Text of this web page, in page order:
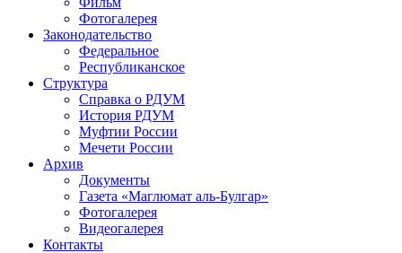
Фотогалерея
Законодательство
Федеральное
Республиканское
Структура
Справка о РДУМ
История РДУМ
Муфтии России
Мечети России
Архив
Документы
Газета «Маглюмат аль-Булгар»
Фотогалерея
Видеогалерея
Контакты